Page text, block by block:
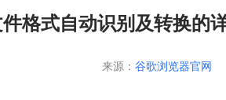
格式自动识别及转换的
来源： 谷歌浏览器官网